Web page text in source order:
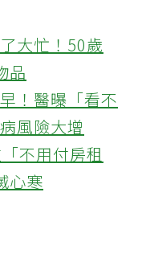
大忙！50歲
品
！醫曝「看不
風險大增
不用付房租
心寒